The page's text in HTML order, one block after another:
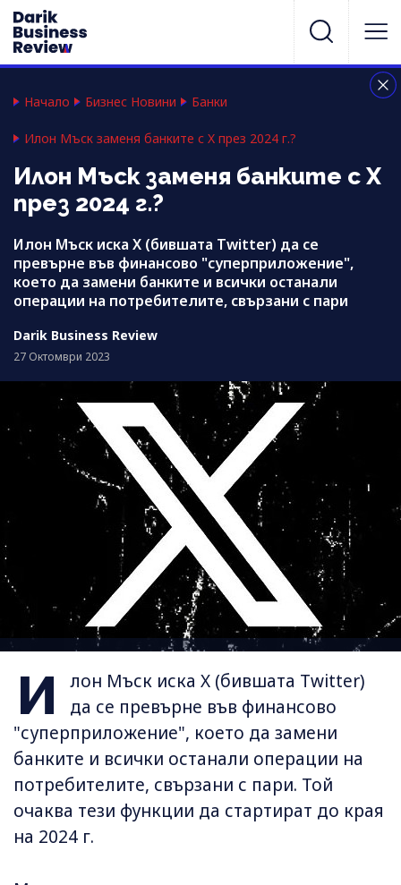
Начало Бизнес Новини Банки
Илон Мъск заменя банките с X през 2024 г.?
Илон Мъск заменя банките с X
през 2024 г.?
Илон Мъск иска X (бившата Twitter) да се
превърне във финансово "суперприложение",
което да замени банките и всички останали
операции на потребителите, свързани с пари
Darik Business Review
27 Октомври 2023
И
лон Мъск иска X (бившата Twitter)
да се превърне във финансово
"суперприложение", което да замени
банките и всички останали операции на
потребителите, свързани с пари. Той
очаква тези функции да стартират до края
на 2024 г.